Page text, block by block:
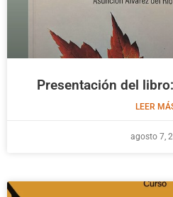
Presentación del
LEER
agosto 7,